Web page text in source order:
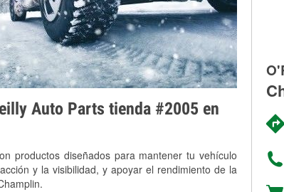
Auto Parts tienda #2005 en
productos diseñados para mantener tu vehículo
y la visibilidad, y apoyar el rendimiento de la